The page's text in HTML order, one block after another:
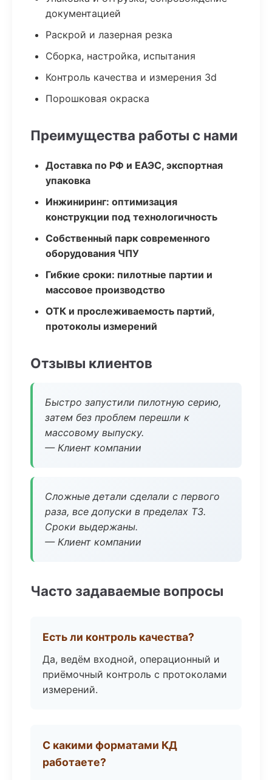
документацией
Раскрой и лазерная резка
Сборка, настройка, испытания
Контроль качества и измерения 3d
Порошковая окраска
Преимущества работы с нами
Доставка по РФ и ЕАЭС, экспортная
упаковка
Инжиниринг: оптимизация
конструкции под технологичность
Собственный парк современного
оборудования ЧПУ
Гибкие сроки: пилотные партии и
массовое производство
ОТК и прослеживаемость партий,
протоколы измерений
Отзывы клиентов
Быстро запустили пилотную серию,
затем без проблем перешли к
массовому выпуску.
— Клиент компании
Сложные детали сделали с первого
раза, все допуски в пределах ТЗ.
Сроки выдержаны.
— Клиент компании
Часто задаваемые вопросы
Есть ли контроль качества?
Да, ведём входной, операционный и
приёмочный контроль с протоколами
измерений.
С какими форматами КД
работаете?